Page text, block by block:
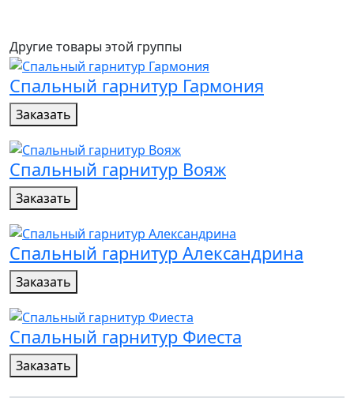
Другие товары этой группы
Спальный гарнитур Гармония
Заказать
Спальный гарнитур Вояж
Заказать
Спальный гарнитур Александрина
Заказать
Спальный гарнитур Фиеста
Заказать